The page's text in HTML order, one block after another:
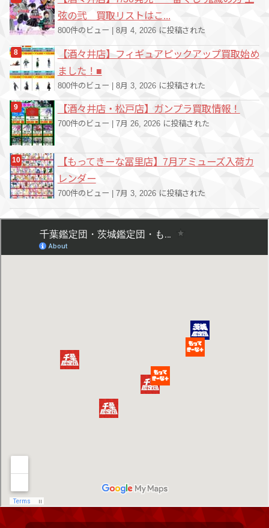
弦の弐 買取リストはこ...
800件のビュー 8月 4, 2026 に投稿された
【酒々井店】フィギュアピックアップ買取始め
ました！■
800件のビュー | 8月 3, 2026 に投稿された
【酒々井店・松戸店】ガンプラ買取情報！
700件のビュー 7月 26, 2026 に投稿された
【もってきーな冨里店】7月アミューズ入荷カ
レンダー
700件のビュー 7月 3, 2026 に投稿された